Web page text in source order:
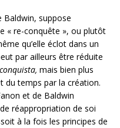
Baldwin, suppose
« re-conquête », ou plutôt
qu’elle éclot dans un
par ailleurs être réduite
mais bien plus
du temps par la création.
et de Baldwin
réappropriation de soi
à la fois les principes de